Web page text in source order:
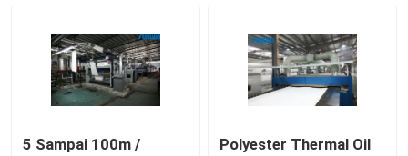
Mesin Cetak Tekstil
mesin pengering jatuh
5 Sampai 100m /
Polyester Thermal Oil